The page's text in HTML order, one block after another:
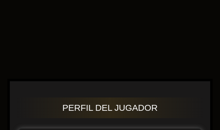
PERFIL DEL JUGADOR